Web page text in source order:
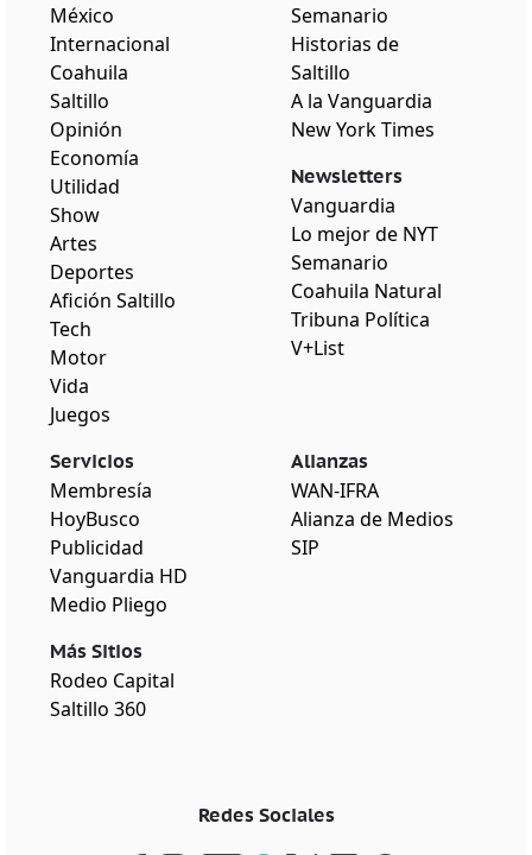
México
Internacional
Coahuila
Saltillo
Opinión
Economía
Utilidad
Show
Artes
Deportes
Afición Saltillo
Tech
Motor
Vida
Juegos
Semanario
Historias de
Saltillo
A la Vanguardia
New York Times
Newsletters
Vanguardia
Lo mejor de NYT
Semanario
Coahuila Natural
Tribuna Política
V+List
Servicios
Membresía
HoyBusco
Publicidad
Vanguardia HD
Medio Pliego
Más Sitios
Rodeo Capital
Saltillo 360
Alianzas
WAN-IFRA
Alianza de Medios
SIP
Redes Sociales